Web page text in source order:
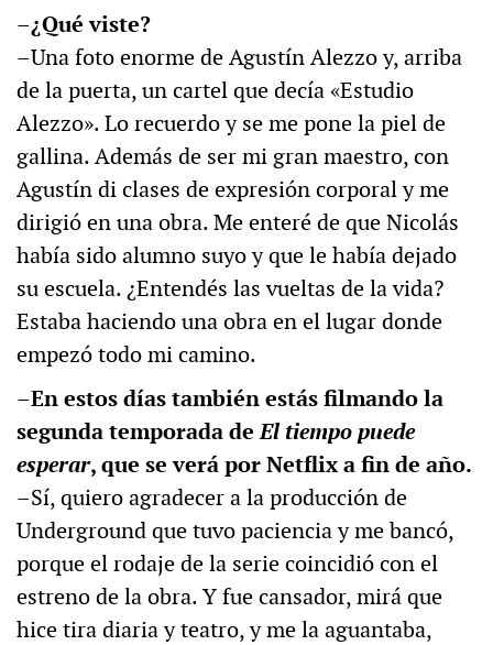
–¿Qué viste?
–Una foto enorme de Agustín Alezzo y, arriba
de la puerta, un cartel que decía «Estudio
Alezzo». Lo recuerdo y se me pone la piel de
gallina. Además de ser mi gran maestro, con
Agustín di clases de expresión corporal y me
dirigió en una obra. Me enteré de que Nicolás
había sido alumno suyo y que le había dejado
su escuela. ¿Entendés las vueltas de la vida?
Estaba haciendo una obra en el lugar donde
empezó todo mi camino.
–En estos días también estás filmando la
segunda temporada deEl tiempo puede
esperar, que se verá por Netflix a fin de año.
–Sí, quiero agradecer a la producción de
Underground que tuvo paciencia y me bancó,
porque el rodaje de la serie coincidió con el
estreno de la obra. Y fue cansador, mirá que
hice tira diaria y teatro, y me la aguantaba,